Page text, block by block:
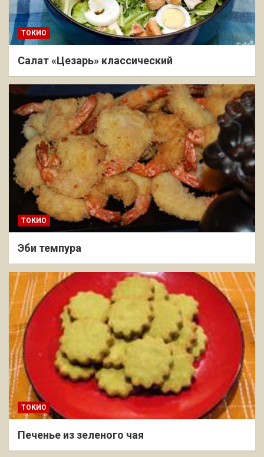
ТОКИО
Салат «Цезарь» классический
ТОКИО
Эби темпура
ТОКИО
Печенье из зеленого чая